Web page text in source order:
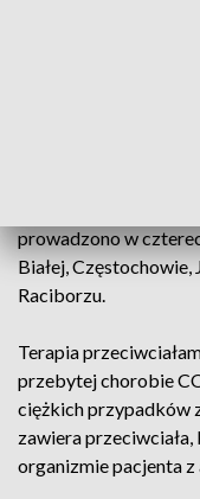
prowadzono w
Białej,
Raciborzu.
Terapia
przebytej chorobie
ciężkich przypadków
zawiera
organizmie pacjenta